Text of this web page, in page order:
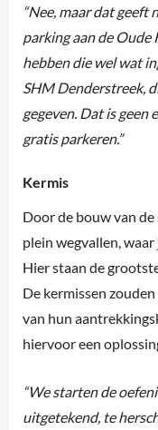
“Nee, maar dat geeft
parking aan de
hebben die wel wat
SHM Denderstreek,
gegeven. Dat is geen
gratis parkeren.”
Kermis
Door de bouw van
plein wegvallen,
Hier staan de
De kermissen
van hun
hiervoor een
“We starten de
uitgetekend, te